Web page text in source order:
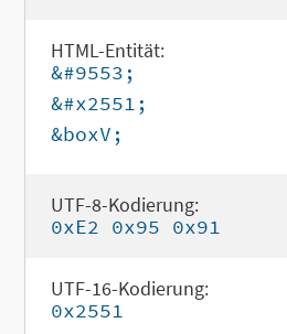
HTML-Entität:
&#9553;
&#x2551;
&boxV;
UTF-8-Kodierung:
0xE2 0x95 0x91
UTF-16-Kodierung:
0x2551